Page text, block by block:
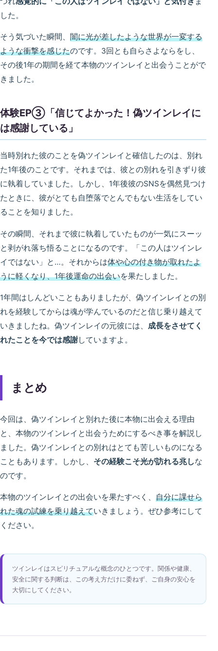
した。
そう気づいた瞬間、 闇に光が差したような世界が一変する
ような衝撃を感じたのです。3回とも自らさよならをし、
その後1年の期間を経て本物のツインレイと出会うことがで
きました。
体験EP③「信じてよかった！偽ツインレイに
は感謝している」
当時別れた彼のことを偽ツインレイと確信したのは、別れ
た1年後のことです。それまでは、彼との別れを引きずり彼
に執着していました。しかし、1年後彼のSNSを偶然見つけ
たときに、彼がとても自堕落でとんでもない生活をしてい
ることを知りました。
その瞬間、それまで彼に執着していたものが一気にスーッ
と剥がれ落ち悟ることになるのです。「この人はツインレ
イではない」と…。それからは体や心の付き物が取れたよ
うに軽くなり、1年後運命の出会いを果たしました。
1年間はしんどいこともありましたが、偽ツインレイとの別
れを経験してからは魂が学んでいるのだと信じ乗り越えて
いきましたね。偽ツインレイの元彼には、 成長をさせてく
れたことを今では感謝していますよ。
まとめ
今回は、偽ツインレイと別れた後に本物に出会える理由
と、本物のツインレイと出会うためにするべき事を解説し
ました。偽ツインレイとの別れはとても苦しいものになる
こともあります。しかし、 その経験こそ光が訪れる兆しな
のです。
本物のツインレイとの出会いを果たすべく、 自分に課せら
れた魂の試練を乗り越えていきましょう。ぜひ参考にして
ください。
ツインレイはスピリチュアルな概念のひとつです。関係や健康、
安全に関する判断は、この考え方だけに委ねず、ご自身の安心を
大切にしてください。